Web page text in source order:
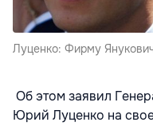
Луценко: Фирму
Об этом заявил
Юрий Луценко на